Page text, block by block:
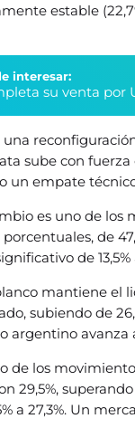
estable
interesar:
su venta por
sube con
un empate
es uno de los
de
de
mantiene el
subiendo de
argentino
de los
29,5%,
a 27,3%. Un